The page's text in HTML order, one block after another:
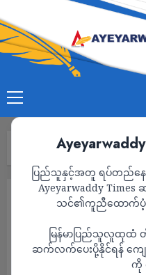
ပြည်သူနှင့်အတူ ရပ်တည်န
Ayeyarwaddy
သင်၏ကူညီထောက်ပံ့
မြန်မာပြည်သူလူထုထံ
ဆက်လက်ပေးပို့နိုင်ရန် ကျေး
ကို
ဧရာဝတီတိုင်းမှာ မိုး
ဧရာဝတီတိုင်းမှာ မို
သတိပေး
DECEMBER